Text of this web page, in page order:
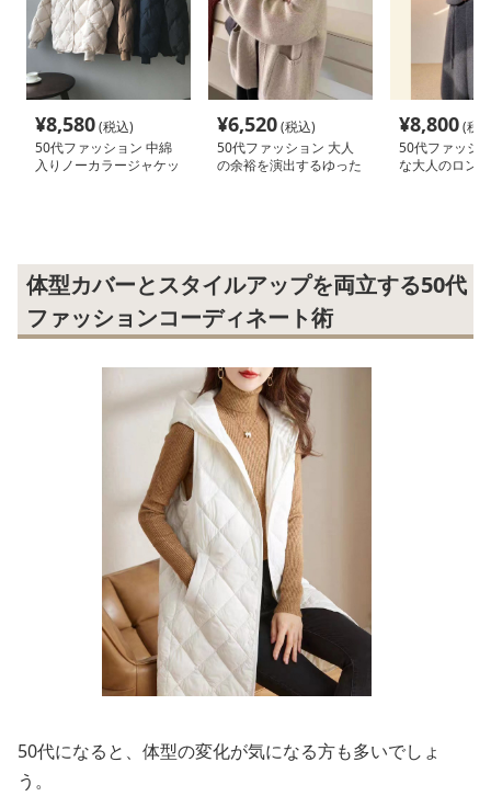
¥8,580(税込)
50代ファッション 中綿
入りノーカラージャケッ
¥6,520(税込)
50代ファッション 大人
の余裕を演出するゆった
¥8,800(税
50代ファッシ
な大人のロン
体型カバーとスタイルアップを両立する50代
ファッションコーディネート術
50代になると、体型の変化が気になる方も多いでしょ
う。